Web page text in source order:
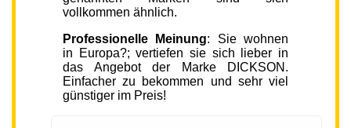
vollkommen ähnlich.
Professionelle Meinung: Sie wohnen
in Europa?; vertiefen sie sich lieber in
das Angebot der Marke DICKSON.
Einfacher zu bekommen und sehr viel
günstiger im Preis!